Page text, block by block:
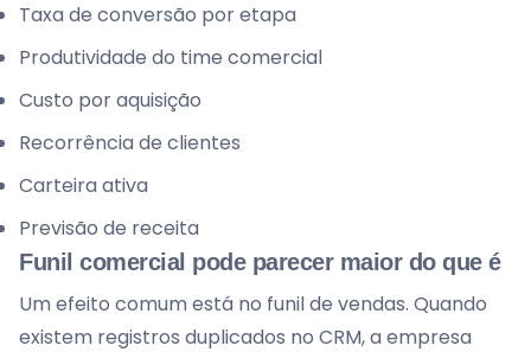
Taxa de conversão por etapa
Produtividade do time comercial
Custo por aquisição
Recorrência de clientes
Carteira ativa
Previsão de receita
Funil comercial pode parecer maior do que é
Um efeito comum está no funil de vendas. Quando
existem registros duplicados no CRM, a empresa